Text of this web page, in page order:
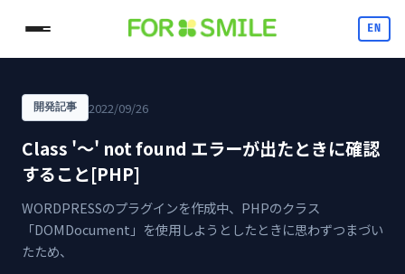
EN
開発記事 2022/09/26
Class '～' not found エラーが出たときに確認
すること[PHP]
WORDPRESSのプラグインを作成中、PHPのクラス
「DOMDocument」を使用しようとしたときに思わずつまづい
たため、